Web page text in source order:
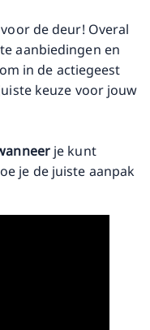
de deur! Overal
aanbiedingen en
in de actiegeest
keuze voor jouw
je kunt
je de juiste aanpak